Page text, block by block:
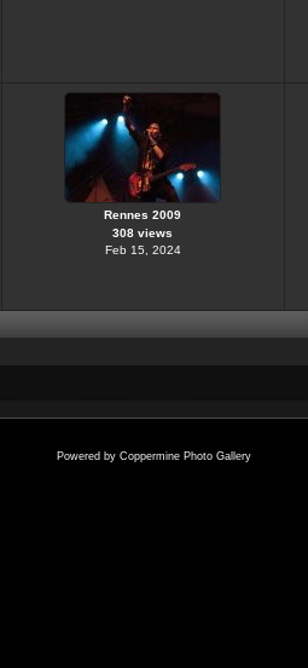
Rennes 2009
308 views
Feb 15, 2024
Powered by Coppermine Photo Gallery